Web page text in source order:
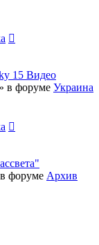
15 Видео
в форуме Украина
форуме Архив